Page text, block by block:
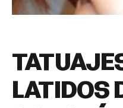
LATIDOS